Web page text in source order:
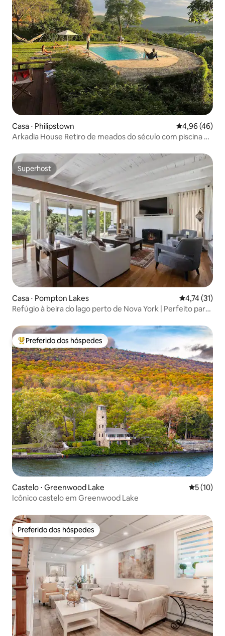
Casa ⋅ Philipstown 4,96 de uma
4,96 (46)
Arkadia House Retiro de meados do século com piscina e
Superhost
Superhost
Casa ⋅ Pompton Lakes 4,74 de uma
4,74 (31)
Refúgio à beira do lago perto de Nova York | Perfeito para
Entre os melhores preferidos dos hóspedes
Preferido dos hóspedes
Castelo ⋅ Greenwood Lake 5 de uma
5 (10)
Icônico castelo em Greenwood Lake
Preferido dos hóspedes
Preferido dos hóspedes